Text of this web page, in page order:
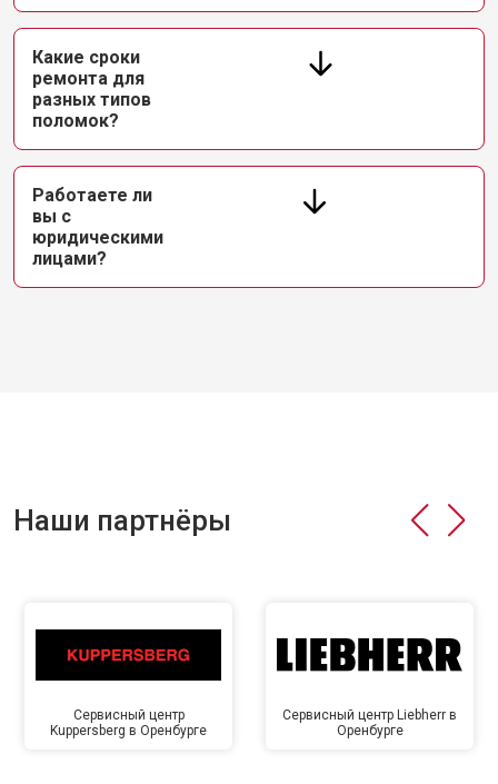
Какие сроки
ремонта для
разных типов
поломок?
Работаете ли
вы с
юридическими
лицами?
Наши партнёры
Сервисный центр
Kuppersberg в Оренбурге
Сервисный центр Liebherr в
Оренбурге